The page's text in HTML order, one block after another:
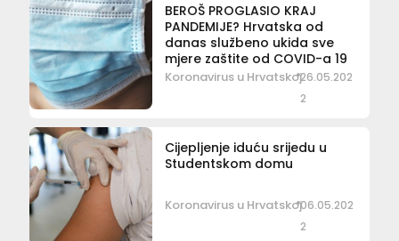
BEROŠ PROGLASIO KRAJ
PANDEMIJE? Hrvatska od
danas službeno ukida sve
mjere zaštite od COVID-a 19
Koronavirus u Hrvatskoj26.05.202
2
Cijepljenje iduću srijedu u
Studentskom domu
Koronavirus u Hrvatskoj06.05.202
2